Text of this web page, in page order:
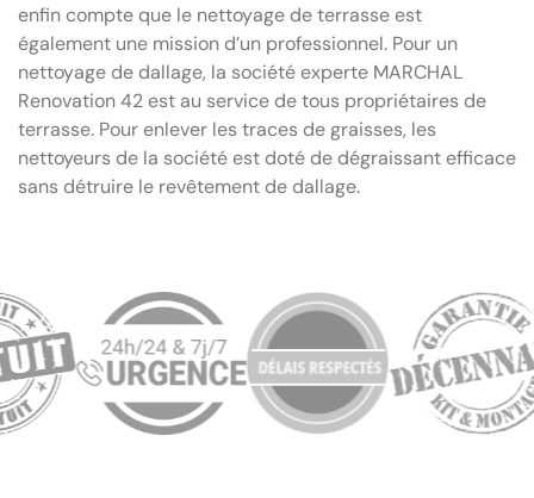
enfin compte que le nettoyage de terrasse est
également une mission d’un professionnel. Pour un
nettoyage de dallage, la société experte MARCHAL
Renovation 42 est au service de tous propriétaires de
terrasse. Pour enlever les traces de graisses, les
nettoyeurs de la société est doté de dégraissant efficace
sans détruire le revêtement de dallage.